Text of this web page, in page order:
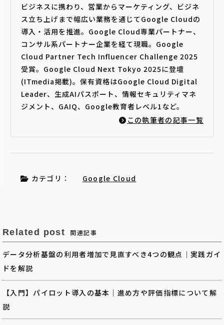
ビジネスに携わり、営業からマーケティング、ビジネ
ス立ち上げまで幅広い業務を通じてGoogle Cloudの
導入・活用を推進。Google Cloud専業パートナー、
コンサル系パートナー企業を経て現職。Google
Cloud Partner Tech Influencer Challenge 2025
受賞。Google Cloud Next Tokyo 2025に登壇
(ITmedia掲載)。保有資格はGoogle Cloud Digital
Leader、生成AIパスポート、情報セキュリティマネ
ジメント、GAIQ、Google教育者レベル1など。
この執筆者の記事一覧
カテゴリ： Google Cloud
Related post 関連記事
データ分析基盤の利用者増加で見直すべき4つの観点｜実践ガイ
ドを解説
【入門】パイロット導入の基本｜進め方や評価指標について解
説